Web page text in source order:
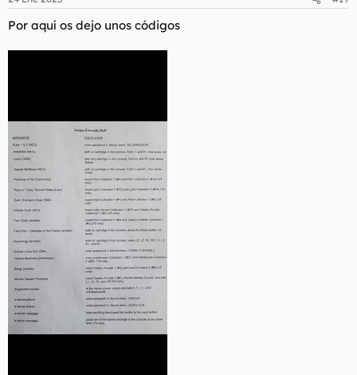
e
:
Por aquí os dejo unos códigos